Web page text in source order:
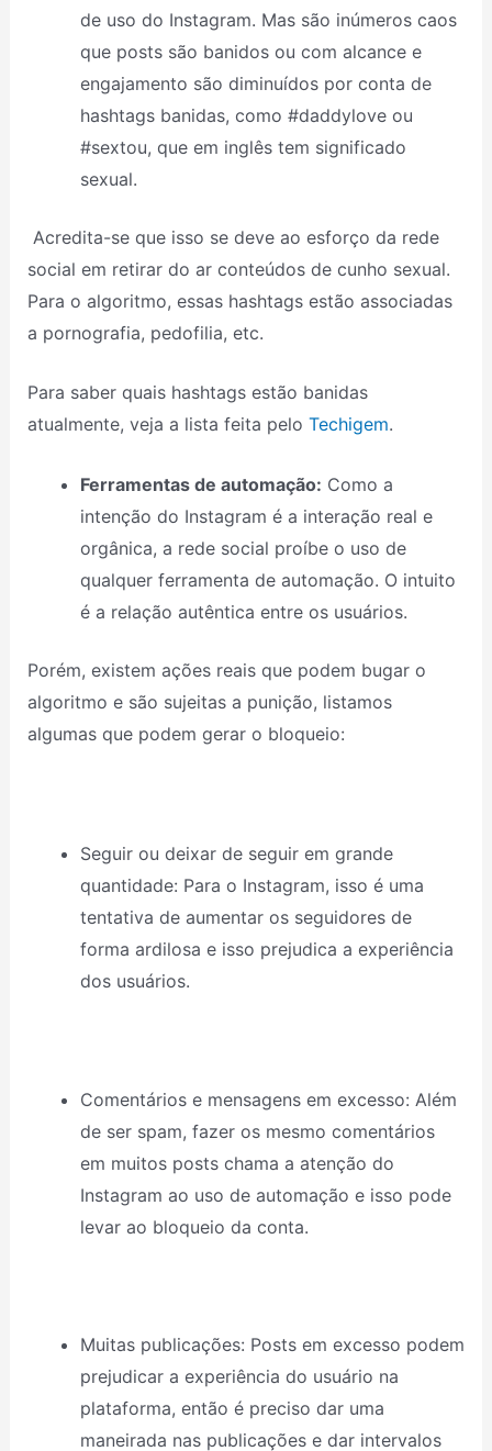
de uso do Instagram. Mas são inúmeros caos
que posts são banidos ou com alcance e
engajamento são diminuídos por conta de
hashtags banidas, como #daddylove ou
#sextou, que em inglês tem significado
sexual.
Acredita-se que isso se deve ao esforço da rede
social em retirar do ar conteúdos de cunho sexual.
Para o algoritmo, essas hashtags estão associadas
a pornografia, pedofilia, etc.
Para saber quais hashtags estão banidas
atualmente, veja a lista feita pelo Techigem.
Ferramentas de automação: Como a
intenção do Instagram é a interação real e
orgânica, a rede social proíbe o uso de
qualquer ferramenta de automação. O intuito
é a relação autêntica entre os usuários.
Porém, existem ações reais que podem bugar o
algoritmo e são sujeitas a punição, listamos
algumas que podem gerar o bloqueio:
Seguir ou deixar de seguir em grande
quantidade: Para o Instagram, isso é uma
tentativa de aumentar os seguidores de
forma ardilosa e isso prejudica a experiência
dos usuários.
Comentários e mensagens em excesso: Além
de ser spam, fazer os mesmo comentários
em muitos posts chama a atenção do
Instagram ao uso de automação e isso pode
levar ao bloqueio da conta.
Muitas publicações: Posts em excesso podem
prejudicar a experiência do usuário na
plataforma, então é preciso dar uma
maneirada nas publicações e dar intervalos